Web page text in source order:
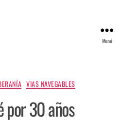
Menú
VIAS NAVEGABLES
por 30 años